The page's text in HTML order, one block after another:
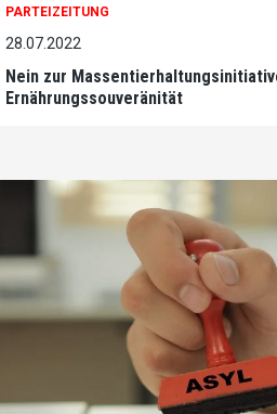
PARTEIZEITUNG
28.07.2022
Nein zur
Ernährungssouveränität